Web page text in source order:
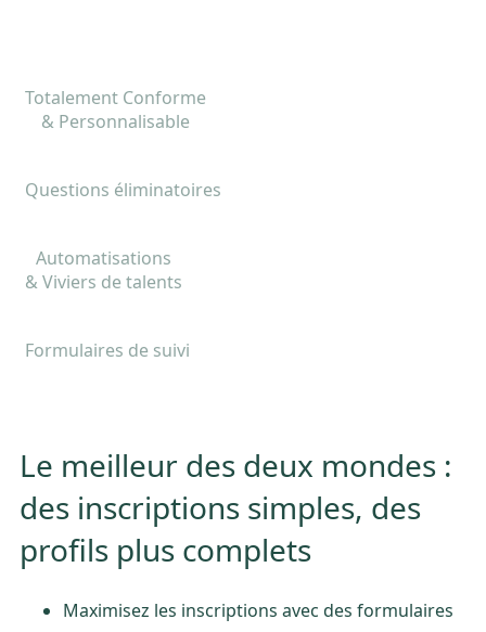
Totalement Conforme
& Personnalisable
Questions éliminatoires
Automatisations
& Viviers de talents
Formulaires de suivi
Le meilleur des deux mondes :
des inscriptions simples, des
profils plus complets
Maximisez les inscriptions avec des formulaires